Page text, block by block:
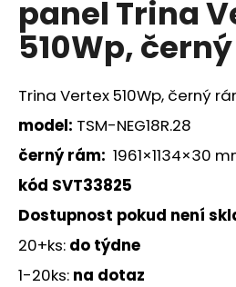
panel Trina
510Wp,
Trina Vertex 510Wp, černý
model: TSM-NEG18R.28
černý rám: 1961×1134×30
kód SVT33825
Dostupnost pokud není
20+ks: do týdne
1-20ks: na dotaz
a
j
t
?
HLEDAT